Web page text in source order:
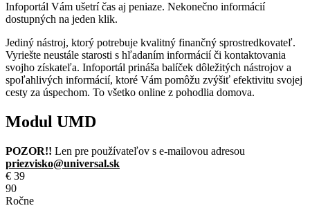
Infoportál Vám ušetrí čas aj peniaze. Nekonečno informácií
dostupných na jeden klik.
Jediný nástroj, ktorý potrebuje kvalitný finančný sprostredkovateľ.
Vyriešte neustále starosti s hľadaním informácií či kontaktovania
svojho získateľa. Infoportál prináša balíček dôležitých nástrojov a
spoľahlivých informácií, ktoré Vám pomôžu zvýšiť efektivitu svojej
cesty za úspechom. To všetko online z pohodlia domova.
Modul UMD
POZOR!! Len pre používateľov s e-mailovou adresou
priezvisko@universal.sk
€ 39
90
Ročne